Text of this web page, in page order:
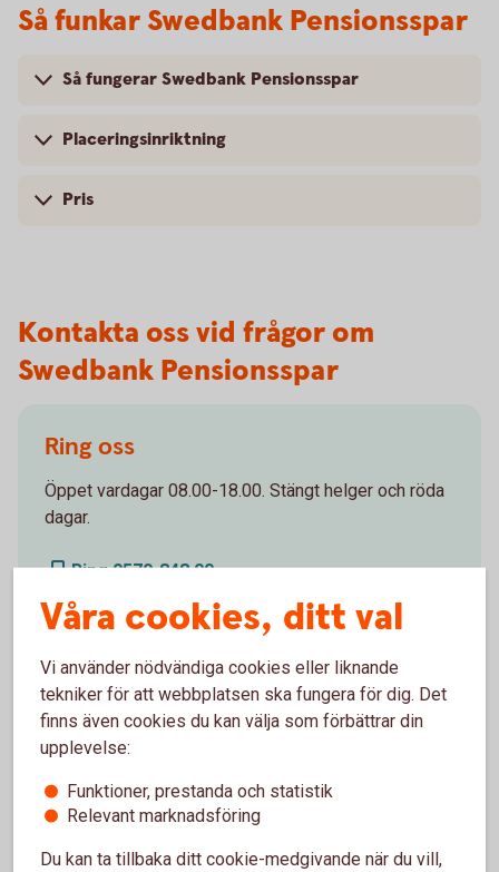
Så funkar Swedbank Pensionsspar
Så fungerar Swedbank Pensionsspar
Placeringsinriktning
Pris
Kontakta oss vid frågor om
Swedbank Pensionsspar
Ring oss
Öppet vardagar 08.00-18.00. Stängt helger och röda
dagar.
Ring 0570-848 00
Besök oss
Välkommen till ett av våra kontor så hjälper vi dig.
Hitta dittbankkontor
Våra cookies, ditt val
Vi använder nödvändiga cookies eller liknande
tekniker för att webbplatsen ska fungera för dig. Det
finns även cookies du kan välja som förbättrar din
upplevelse:
Funktioner, prestanda och statistik
Relevant marknadsföring
Du kan ta tillbaka ditt cookie-medgivande när du vill,